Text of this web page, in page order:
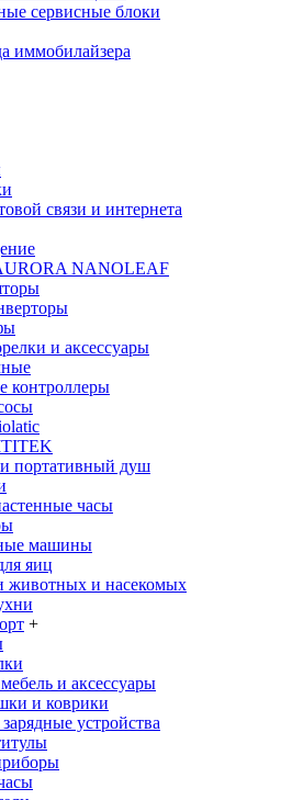
сервисные блоки
иммобилайзера
связи и интернета
NANOLEAF
и аксессуары
контроллеры
портативный душ
часы
машины
яиц
животных и насекомых
+
и аксессуары
и коврики
устройства